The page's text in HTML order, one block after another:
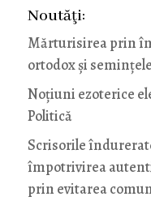
Noutăţi:
Mărturisirea prin
ortodox și
Noţiuni ezoterice
Politică
Scrisorile
împotrivirea
prin evitarea